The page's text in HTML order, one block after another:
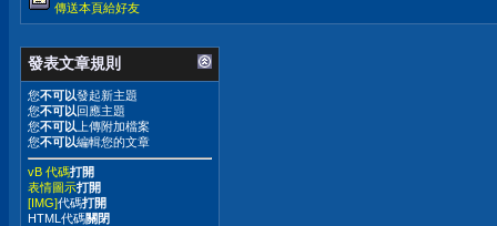
傳送本頁給好友
發表文章規則
您不可以發起新主題
您不可以 回應主題
您不可以 上傳附加檔案
您不可以編輯您的文章
vB 代碼打開
表情圖示打開
[IMG]代碼打開
HTML代碼關閉